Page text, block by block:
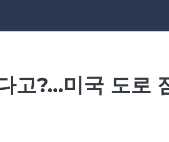
고?…미국 도로